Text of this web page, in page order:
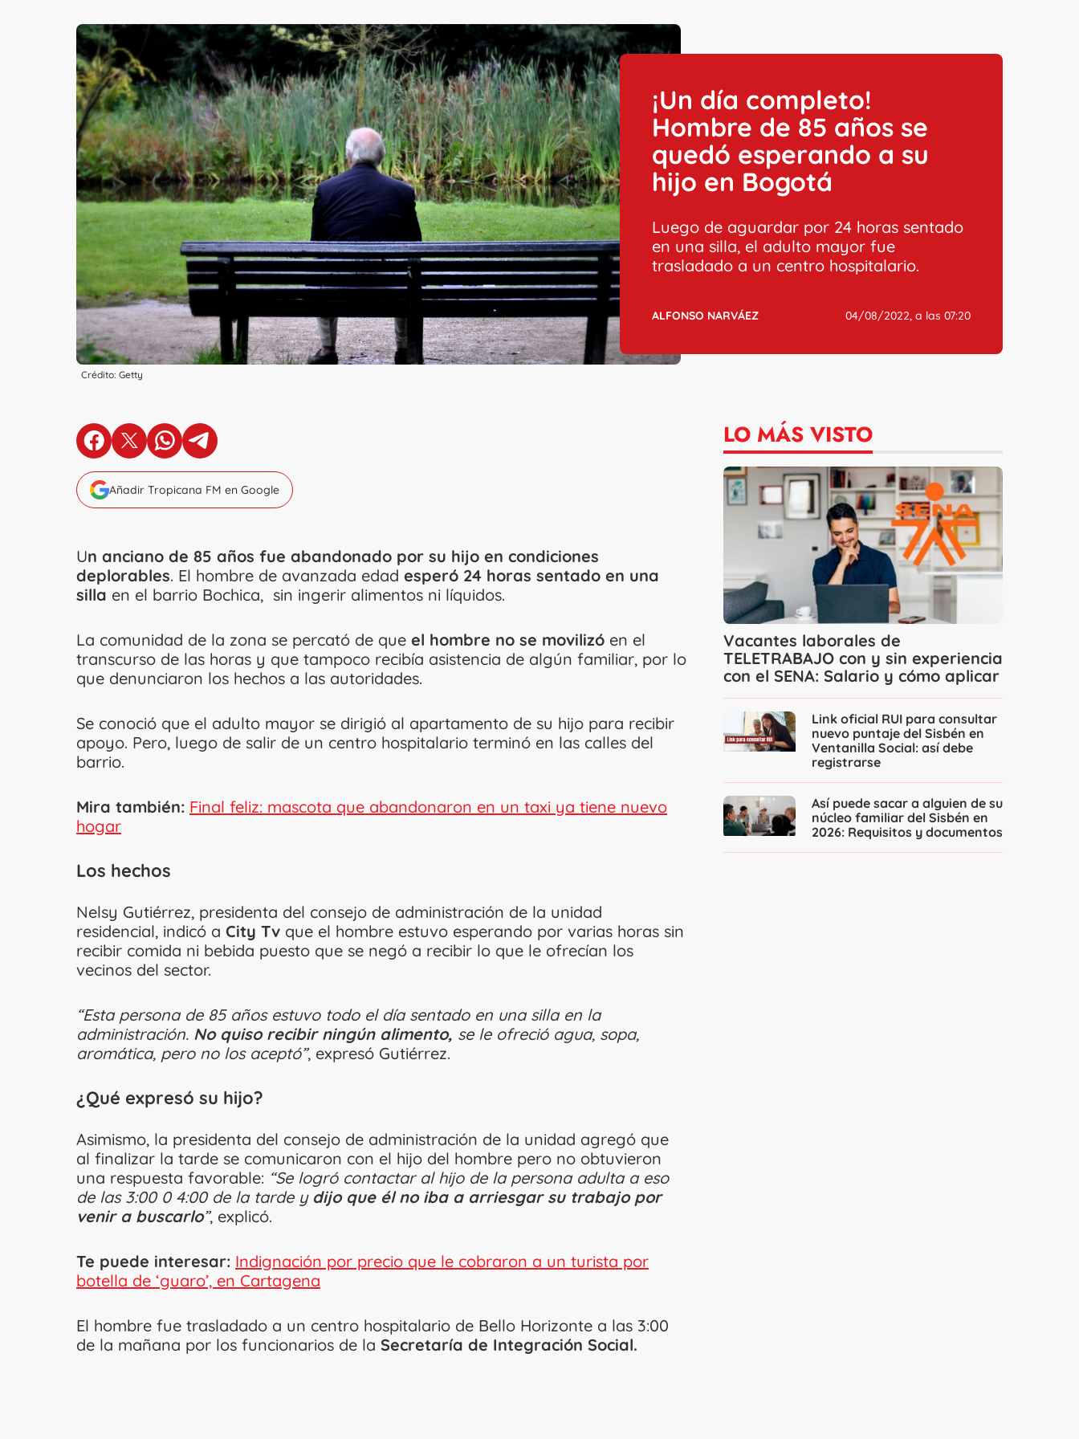
Crédito: Getty
¡Un día completo!
Hombre de 85 años se
quedó esperando a su
hijo en Bogotá
Luego de aguardar por 24 horas sentado
en una silla, el adulto mayor fue
trasladado a un centro hospitalario.
ALFONSO NARVÁEZ 04/08/2022, a las 07:20
en Facebook
en X en Whatsapp
en Telegram
Añadir Tropicana FM en Google
Un anciano de 85 años fue abandonado por su hijo en condiciones
deplorables. El hombre de avanzada edad esperó 24 horas sentado en una
silla en el barrio Bochica, sin ingerir alimentos ni líquidos.
La comunidad de la zona se percató de que el hombre no se movilizó en el
transcurso de las horas y que tampoco recibía asistencia de algún familiar, por lo
que denunciaron los hechos a las autoridades.
Se conoció que el adulto mayor se dirigió al apartamento de su hijo para recibir
apoyo. Pero, luego de salir de un centro hospitalario terminó en las calles del
barrio.
Mira también: Final feliz: mascota que abandonaron en un taxi ya tiene nuevo
hogar
Los hechos
Nelsy Gutiérrez, presidenta del consejo de administración de la unidad
residencial, indicó a City Tv que el hombre estuvo esperando por varias horas sin
recibir comida ni bebida puesto que se negó a recibir lo que le ofrecían los
vecinos del sector.
“Esta persona de 85 años estuvo todo el día sentado en una silla en la
administración. No quiso recibir ningún alimento, se le ofreció agua, sopa,
aromática, pero no los aceptó”, expresó Gutiérrez.
¿Qué expresó su hijo?
Asimismo, la presidenta del consejo de administración de la unidad agregó que
al finalizar la tarde se comunicaron con el hijo del hombre pero no obtuvieron
una respuesta favorable: “Se logró contactar al hijo de la persona adulta a eso
de las 3:00 0 4:00 de la tarde y dijo que él no iba a arriesgar su trabajo por
venir a buscarlo”, explicó.
Te puede interesar: Indignación por precio que le cobraron a un turista por
botella de ‘guaro’, en Cartagena
El hombre fue trasladado a un centro hospitalario de Bello Horizonte a las 3:00
de la mañana por los funcionarios de la Secretaría de Integración Social.
LO MÁS VISTO
Vacantes laborales de
TELETRABAJO con y sin experiencia
con el SENA: Salario y cómo aplicar
Link oficial RUI para consultar
nuevo puntaje del Sisbén en
Ventanilla Social: así debe
registrarse
Así puede sacar a alguien de su
núcleo familiar del Sisbén en
2026: Requisitos y documentos